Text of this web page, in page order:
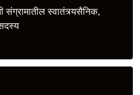
संग्रामातील स्वातंत्र्यसैनिक,